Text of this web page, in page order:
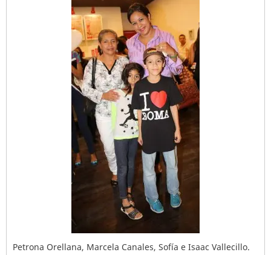
Petrona Orellana, Marcela Canales, Sofía e Isaac Vallecillo.